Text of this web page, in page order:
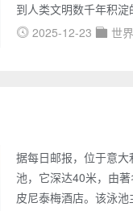
到人类文明数千年积
这些纪录共同构成了
2025-12-23 世
据每日邮报，位于意大
池，它深达40米，由
皮尼泰梅酒店。该泳